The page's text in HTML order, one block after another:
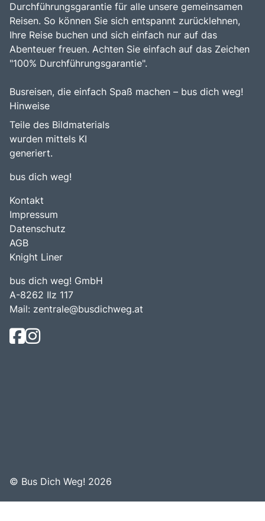
Durchführungsgarantie für alle unsere gemeinsamen
Reisen. So können Sie sich entspannt zurücklehnen,
Ihre Reise buchen und sich einfach nur auf das
Abenteuer freuen. Achten Sie einfach auf das Zeichen
"100% Durchführungsgarantie".
Busreisen, die einfach Spaß machen – bus dich weg!
Hinweise
Teile des Bildmaterials
wurden mittels KI
generiert.
bus dich weg!
Kontakt
Impressum
Datenschutz
AGB
Knight Liner
bus dich weg! GmbH
A-8262 Ilz 117
Mail: zentrale@busdichweg.at
© Bus Dich Weg! 2026